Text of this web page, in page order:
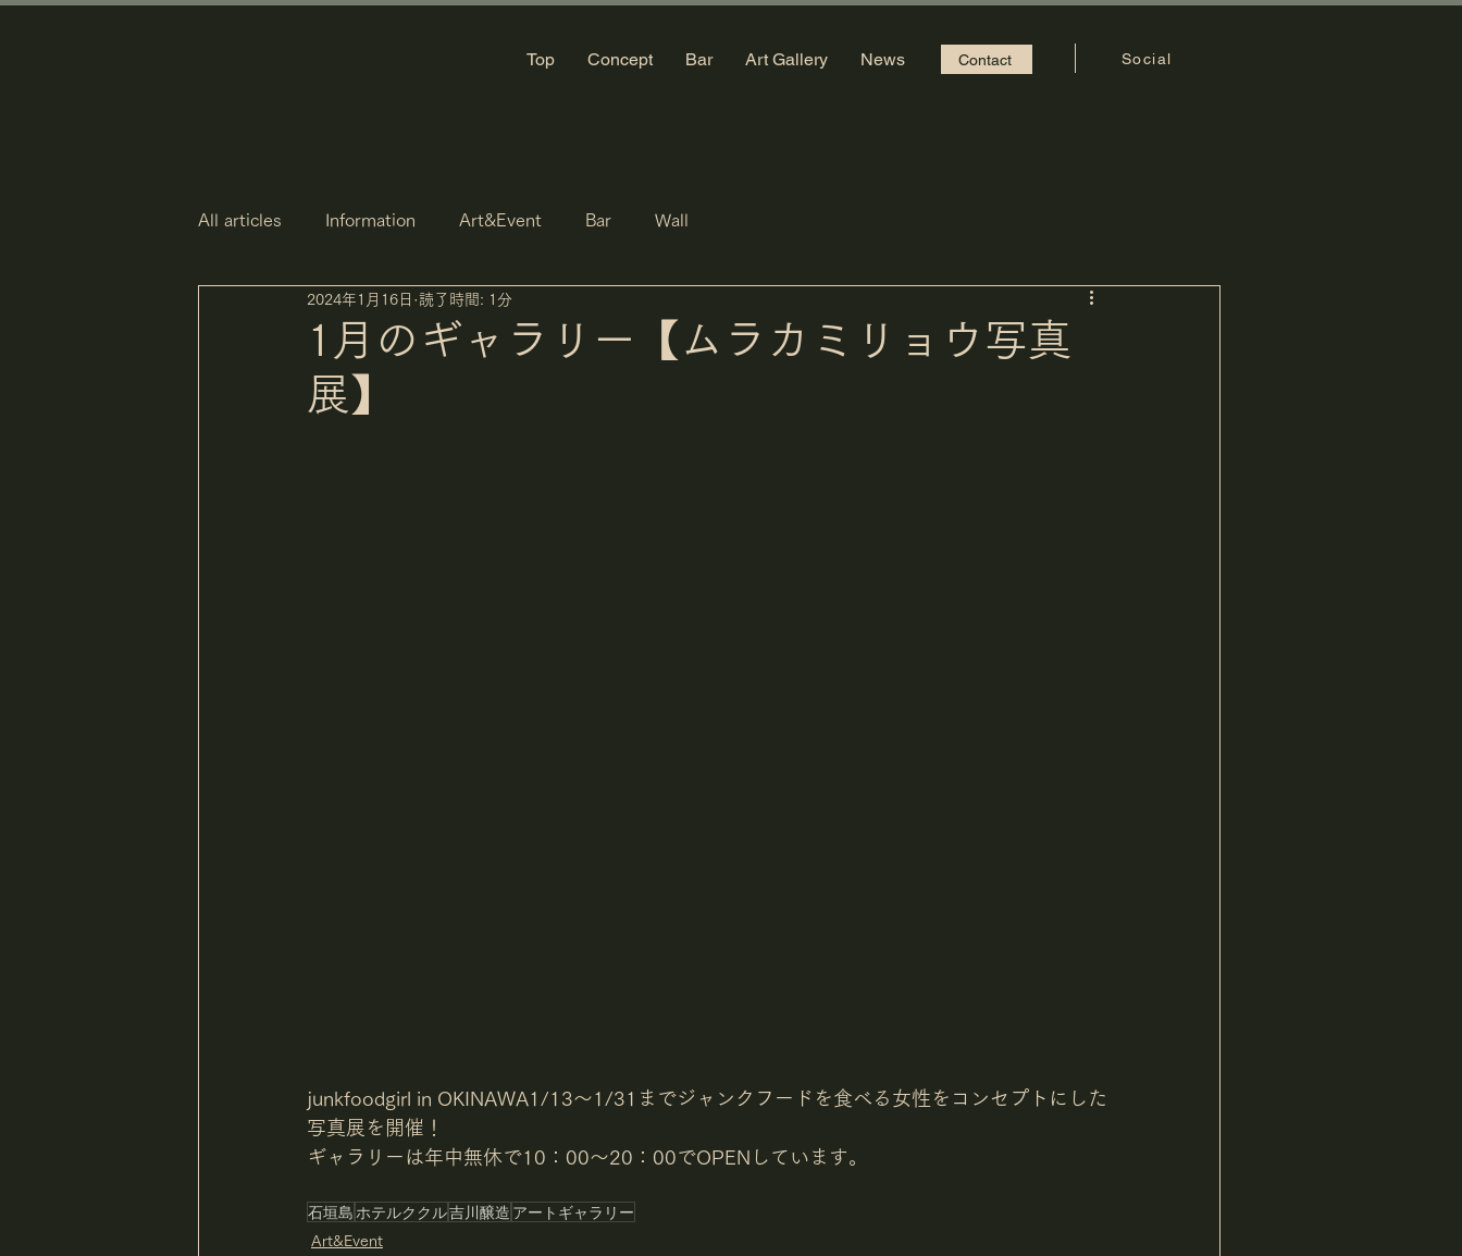
Top Concept Bar Art Gallery News Contact Social
All articles Information Art&Event Bar Wall
1月のギャラリー【ムラカミリョウ写真
展】
2024年1月16日 読了時間: 1分
junkfoodgirl in OKINAWA1/13～1/31までジャンクフードを食べる女性をコンセプトにした
写真展を開催！
ギャラリーは年中無休で10：00～20：00でOPENしています。
石垣島 ホテルククル吉川醸造 アートギャラリー
Art&Event